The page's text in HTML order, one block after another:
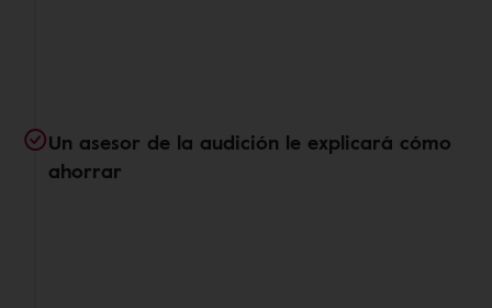
Un asesor de la audición le explicará cómo
ahorrar